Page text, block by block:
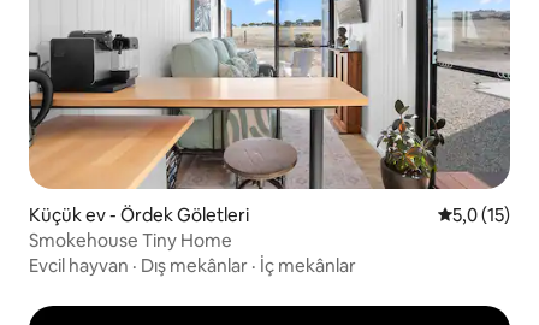
Küçük ev - Ördek Göletleri 55,0 (15)
Smokehouse Tiny Home
Evcil hayvan · Dış mekânlar · İç mekânlar